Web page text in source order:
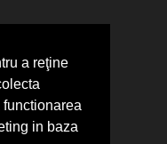
a reţine
in baza